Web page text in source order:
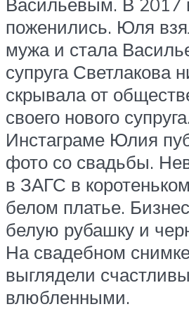
поженились. Юля
мужа и стала
супруга Светлакова
скрывала от
своего нового
Инстаграме Юлия
фото со свадьбы.
в ЗАГС в
белом платье.
белую рубашку и
На свадебном
выглядели
влюбленными.